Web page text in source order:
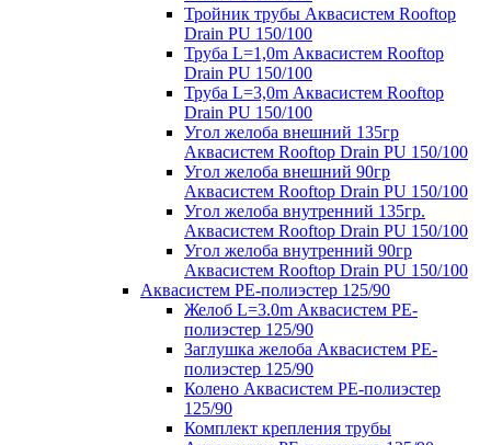
Тройник трубы Аквасистем Rooftop
Drain PU 150/100
Труба L=1,0m Аквасистем Rooftop
Drain PU 150/100
Труба L=3,0m Аквасистем Rooftop
Drain PU 150/100
Угол желоба внешний 135гр
Аквасистем Rooftop Drain PU 150/100
Угол желоба внешний 90гр
Аквасистем Rooftop Drain PU 150/100
Угол желоба внутренний 135гр.
Аквасистем Rooftop Drain PU 150/100
Угол желоба внутренний 90гр
Аквасистем Rooftop Drain PU 150/100
Аквасистем PE-полиэстер 125/90
Желоб L=3.0m Аквасистем PE-
полиэстер 125/90
Заглушка желоба Аквасистем PE-
полиэстер 125/90
Колено Аквасистем PE-полиэстер
125/90
Комплект крепления трубы